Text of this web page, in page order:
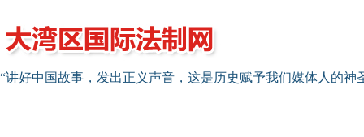
“讲好中国故事，发出正义声音，这是历史赋予我们媒体人的